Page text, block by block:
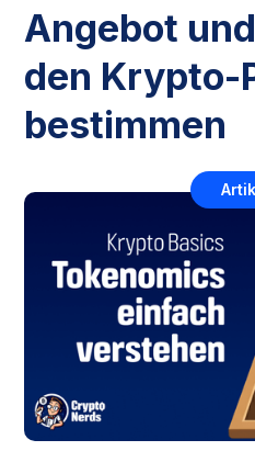
Angebot
den Krypto-
bestimmen